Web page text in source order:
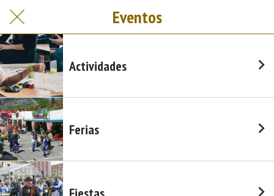
Eventos
Actividades
Ferias